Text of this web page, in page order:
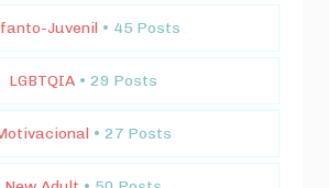
Juvenil • 45 Posts
LGBTQIA • 29 Posts
• 27 Posts